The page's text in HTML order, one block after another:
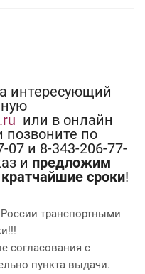
интересующий
или в онлайн
позвоните по
и 8-343-206-77-
и предложим
сроки!
транспортными
согласования с
пункта выдачи.